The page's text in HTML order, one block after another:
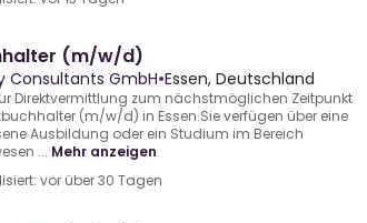
(m/w/d)
Consultants GmbH•Essen, Deutschland
Direktvermittlung zum nächstmöglichen Zeitpunkt
(m/w/d) in Essen.Sie verfügen über eine
Ausbildung oder ein Studium im Bereich
... Mehr anzeigen
vor über 30 Tagen